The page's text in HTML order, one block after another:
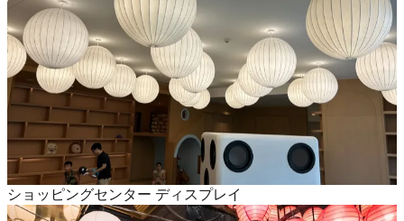
ショッピングセンター ディスプレイ